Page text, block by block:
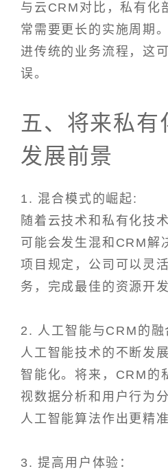
与云CRM对比，私有化
常需要更长的实施周期
进传统的业务流程，这
误。
五、将来私有
发展前景
1. 混合模式的崛起:
随着云技术和私有化技
可能会发生混和CRM解
项目规定，公司可以灵
务，完成最佳的资源开
2. 人工智能与CRM的融
人工智能技术的不断发
智能化。将来，CRM的
视数据分析和用户行为
人工智能算法作出更精
3. 提高用户体验：